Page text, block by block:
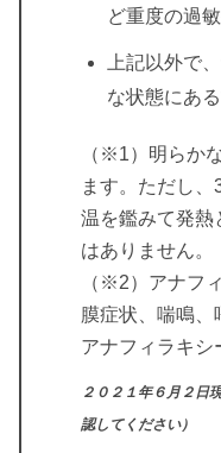
ど重度の過
上記以外で
な状態にあ
（※1）明らか
ます。ただし
温を鑑みて発熱
はありません。
（※2）アナフ
膜症状、喘鳴、
アナフィラキシ
２０２１年６月２日
認してください）